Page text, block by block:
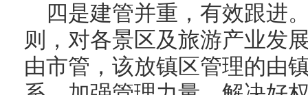
四是建管并重，有效跟进
则，对各景区及旅游产业发
由市管，该放镇区管理的由